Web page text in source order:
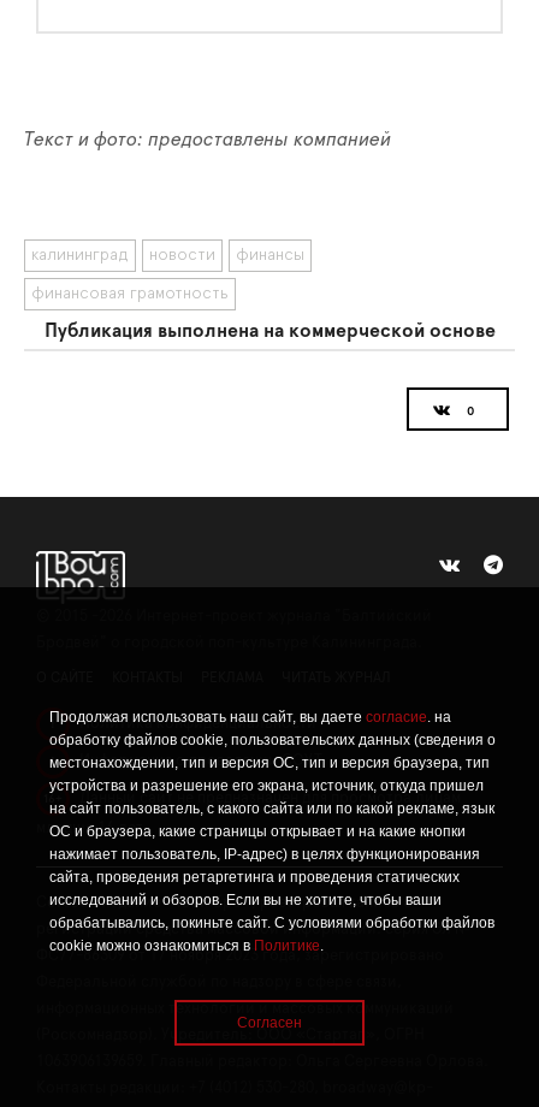
Продолжая использовать наш сайт, вы даете согласие. на
обработку файлов cookie, пользовательских данных (сведения о
местонахождении, тип и версия ОС, тип и версия браузера, тип
устройства и разрешение его экрана, источник, откуда пришел
на сайт пользователь, с какого сайта или по какой рекламе, язык
ОС и браузера, какие страницы открывает и на какие кнопки
нажимает пользователь, IP-адрес) в целях функционирования
сайта, проведения ретаргетинга и проведения статических
исследований и обзоров. Если вы не хотите, чтобы ваши
обрабатывались, покиньте сайт. С условиями обработки файлов
cookie можно ознакомиться в Политике.
Согласен
Текст и фото: предоставлены компанией
калининград новости финансы
финансовая грамотность
Публикация выполнена на коммерческой основе
! Политика конфиденциальности
! Информация о проведении СОУТ
Данный сайт не предназначен для просмотра лицам
младше 16 лет.
Сетевое издание «Твой Бро», реестровая запись о
регистрации средства массовой информации: серия Эл №
ФС77-86309 от 17 ноября 2023 года, зарегистрировано